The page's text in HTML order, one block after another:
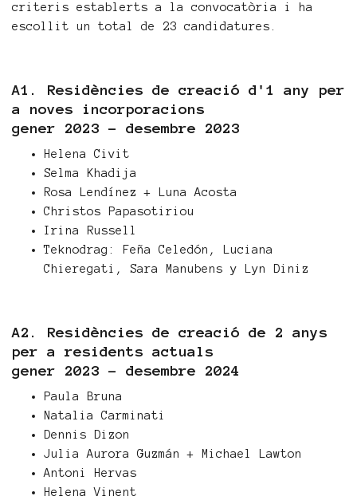
criteris establerts a la convocatòria i ha
escollit un total de 23 candidatures.
A1. Residències de creació d'1 any per
a noves incorporacions
gener 2023 - desembre 2023
Helena Civit
Selma Khadija
Rosa Lendínez + Luna Acosta
Christos Papasotiriou
Irina Russell
Teknodrag: Feña Celedón, Luciana
Chieregati, Sara Manubens y Lyn Diniz
A2. Residències de creació de 2 anys
per a residents actuals
gener 2023 – desembre 2024
Paula Bruna
Natalia Carminati
Dennis Dizon
Julia Aurora Guzmán + Michael Lawton
Antoni Hervas
Helena Vinent